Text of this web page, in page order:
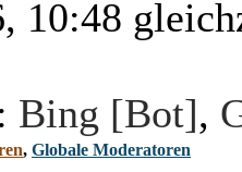
10:48
Bing [Bot],
, Globale Moderatoren